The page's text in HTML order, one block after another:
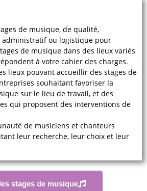
de musique, de qualité,
administratif ou logistique pour
de musique dans des lieux variés
à votre cahier des charges.
lieux pouvant accueillir des stages de
souhaitant favoriser la
sur le lieu de travail, et des
qui proposent des interventions de
de musiciens et chanteurs
leur recherche, leur choix et leur
stages de musique